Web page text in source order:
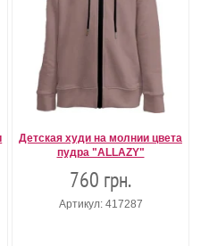
Детская худи на молнии цвета
пудра "ALLAZY"
760 грн.
Артикул: 417287